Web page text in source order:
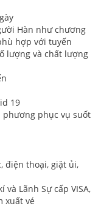
Hàn như chương
hợp với tuyến
lượng và chất lượng
19
phương phục vụ suốt
điện thoại, giặt ủi,
Lãnh Sự cấp VISA,
xuất vé